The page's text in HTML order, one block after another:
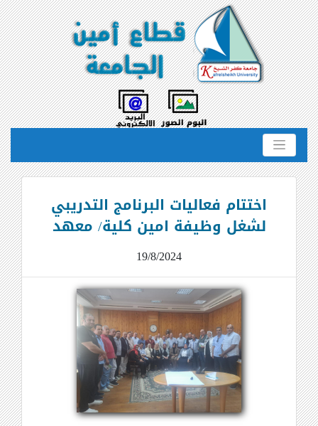
اختتام فعاليات البرنامج التدريبي
لشغل وظيفة امين كلية/ معهد
19/8/2024